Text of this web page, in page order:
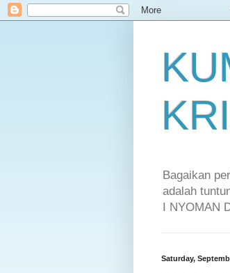
Bagaikan
adalah
I NYOMAN
Saturday,